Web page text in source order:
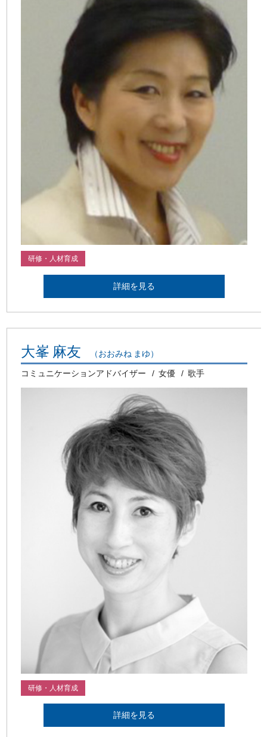
研修・人材育成
詳細を見る
大峯 麻友 （おおみね まゆ）
コミュニケーションアドバイザー 女優 歌手
研修・人材育成
詳細を見る